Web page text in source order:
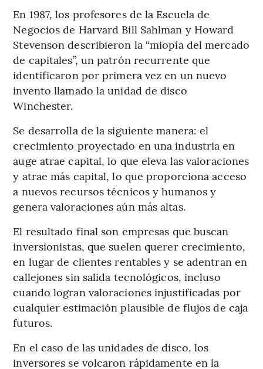
En 1987, los profesores de la Escuela de
Negocios de Harvard Bill Sahlman y Howard
Stevenson describieron la “miopía del mercado
de capitales”, un patrón recurrente que
identificaron por primera vez en un nuevo
invento llamado la unidad de disco
Winchester.
Se desarrolla de la siguiente manera: el
crecimiento proyectado en una industria en
auge atrae capital, lo que eleva las valoraciones
y atrae más capital, lo que proporciona acceso
a nuevos recursos técnicos y humanos y
genera valoraciones aún más altas.
El resultado final son empresas que buscan
inversionistas, que suelen querer crecimiento,
en lugar de clientes rentables y se adentran en
callejones sin salida tecnológicos, incluso
cuando logran valoraciones injustificadas por
cualquier estimación plausible de flujos de caja
futuros.
En el caso de las unidades de disco, los
inversores se volcaron rápidamente en la